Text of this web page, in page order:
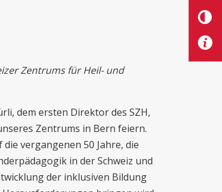
Zentrums für Heil- und
dem ersten Direktor des SZH,
Zentrums in Bern feiern.
vergangenen 50 Jahre, die
in der Schweiz und
der inklusiven Bildung